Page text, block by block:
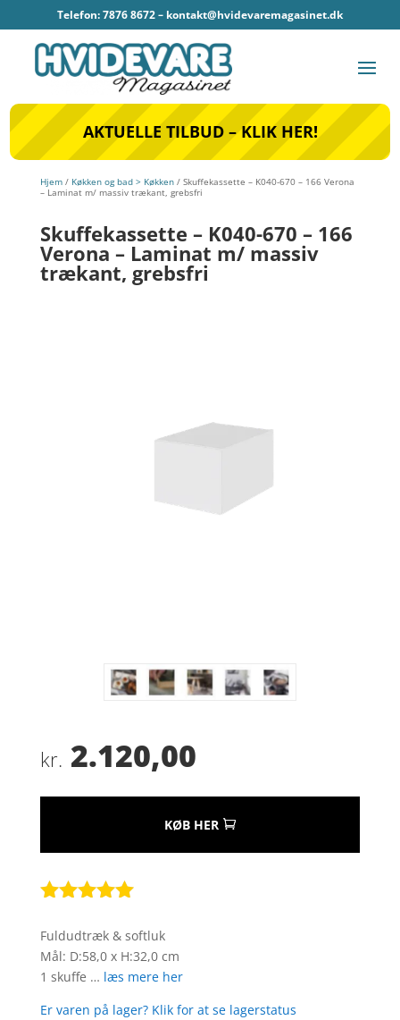
Telefon: 7876 8672 – kontakt@hvidevaremagasinet.dk
AKTUELLE TILBUD – KLIK HER!
Hjem/ Køkken og bad > Køkken/ Skuffekassette – K040-670 – 166 Verona
– Laminat m/ massiv trækant, grebsfri
Skuffekassette – K040-670 – 166
Verona – Laminat m/ massiv
trækant, grebsfri
kr. 2.120,00
KØB HER
som5ud
af 5
baseret på
kundebedøm
melser
Fuldudtræk & softluk
Mål: D:58,0 x H:32,0 cm
1 skuffe … læs mere her
Er varen på lager? Klik for at se lagerstatus